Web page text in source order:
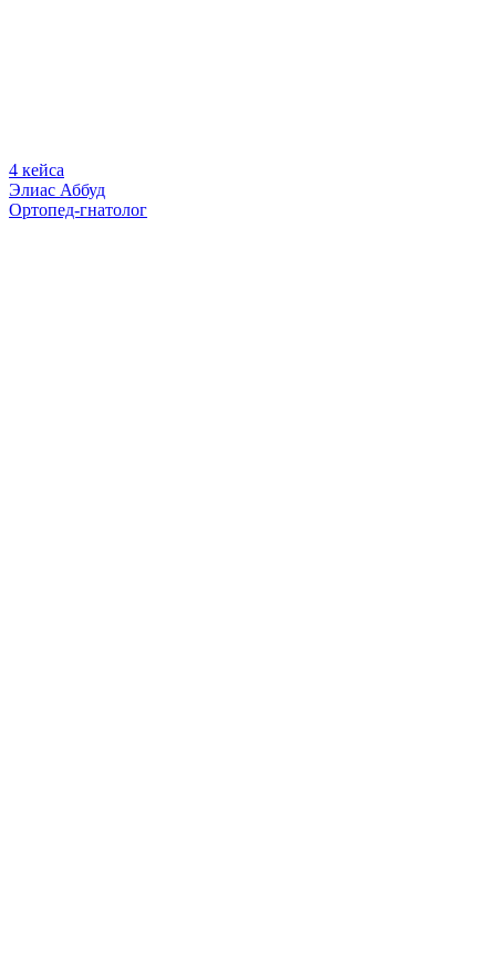
4 кейса
Элиас Аббуд
Ортопед-гнатолог